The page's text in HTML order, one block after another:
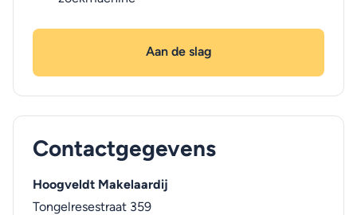
Aan de slag
Contactgegevens
Hoogveldt Makelaardij
Tongelresestraat 359